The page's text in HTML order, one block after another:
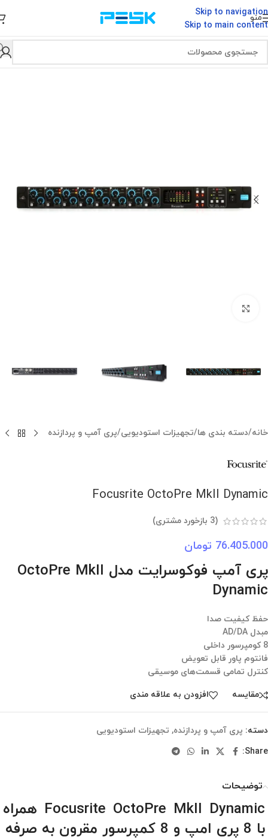
Skip to navigation
Skip to main content
منو
خانه/دسته بندی ها/تجهیزات استودیویی/پری آمپ و پردازنده
Focusrite OctoPre MkII Dynamic
(
3 بازخورد مشتری)
76.405.000 تومان
پری آمپ فوکوسرایت مدل OctoPre MkII
Dynamic
حفظ کیفیت صدا
مبدل AD/DA
8 کومپرسور داخلی
فانتوم پاور قابل تعویض
کنترل تمامی قسمت‌های موسیقی
مقایسه افزودن به علاقه مندی
دسته: پری آمپ و پردازنده, تجهیزات استودیویی
Share:
توضیحات
Focusrite OctoPre MkII Dynamic همراه
با 8 پری امپ و 8 کمپرسور مقرون به صرفه